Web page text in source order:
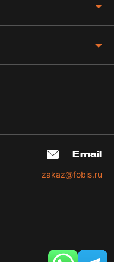
Email
zakaz@fobis.ru